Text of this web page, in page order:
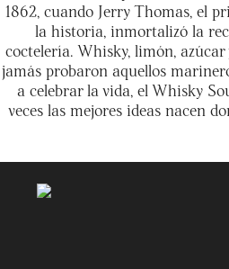
1862, cuando Jerry Thomas, el
la historia, inmortalizó la
coctelería. Whisky, limón,
jamás probaron aquellos
a celebrar la vida, el Whisky
veces las mejores ideas nacen